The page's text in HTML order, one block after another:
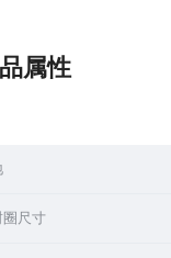
属性
圈尺寸